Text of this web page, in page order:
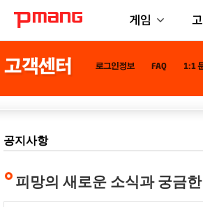
게임
공지사항
피망의 새로운 소식과 궁금